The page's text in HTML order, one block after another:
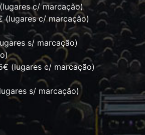
c/ marcação)
(lugares c/ marcação)
s/ marcação)
(lugares c/ marcação)
s/ marcação)